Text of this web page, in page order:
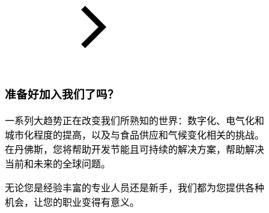
准备好加入我们了吗？
一系列大趋势正在改变我们所熟知的世界：数字化、电气化和
城市化程度的提高，以及与食品供应和气候变化相关的挑战。
在丹佛斯，您将帮助开发节能且可持续的解决方案，帮助解决
当前和未来的全球问题。
无论您是经验丰富的专业人员还是新手，我们都为您提供各种
机会，让您的职业变得有意义。